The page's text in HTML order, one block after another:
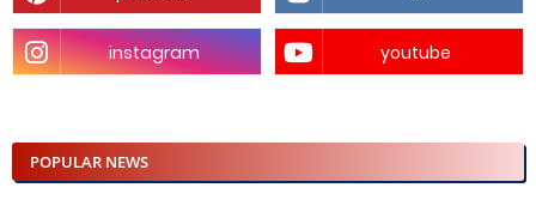
instagram youtube
POPULAR NEWS